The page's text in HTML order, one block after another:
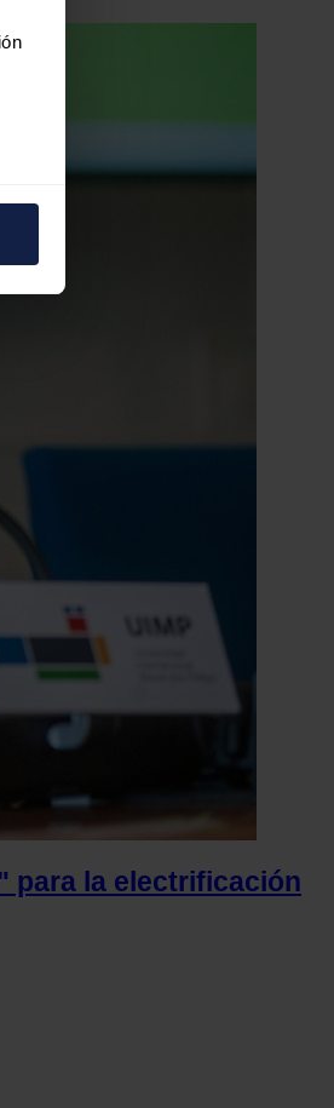
para la electrificación